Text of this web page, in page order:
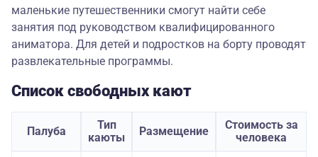
маленькие путешественники смогут найти себе
занятия под руководством квалифицированного
аниматора. Для детей и подростков на борту проводят
развлекательные программы.
Список свободных кают
Палуба
Тип
каюты
Размещение
Стоимость за
человека